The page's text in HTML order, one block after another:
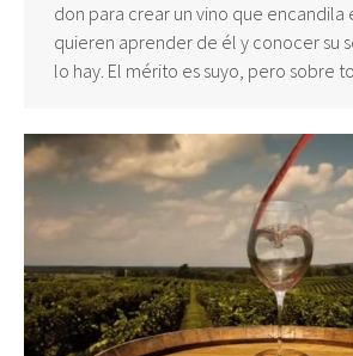
don para crear un vino que encandila
quieren aprender de él y conocer su
lo hay. El mérito es suyo, pero sobre